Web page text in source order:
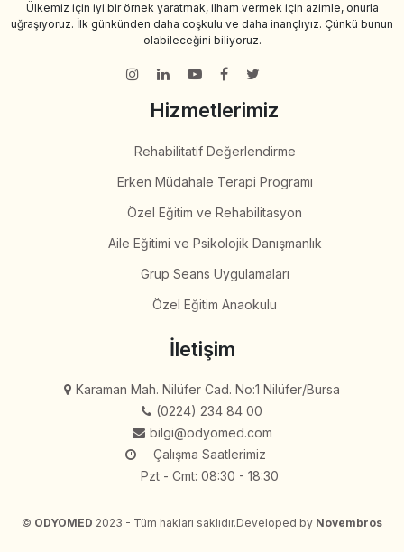
Ülkemiz için iyi bir örnek yaratmak, ilham vermek için azimle, onurla
uğraşıyoruz. İlk günkünden daha coşkulu ve daha inançlıyız. Çünkü bunun
olabileceğini biliyoruz.
Hizmetlerimiz
Rehabilitatif Değerlendirme
Erken Müdahale Terapi Programı
Özel Eğitim ve Rehabilitasyon
Aile Eğitimi ve Psikolojik Danışmanlık
Grup Seans Uygulamaları
Özel Eğitim Anaokulu
İletişim
Karaman Mah. Nilüfer Cad. No:1 Nilüfer/Bursa
(0224) 234 84 00
bilgi@odyomed.com
Çalışma Saatlerimiz
Pzt - Cmt: 08:30 - 18:30
© ODYOMED 2023 - Tüm hakları saklıdır.Developed by Novembros